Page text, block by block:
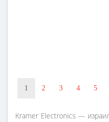
1 2 3 4 5
Kramer Electronics —